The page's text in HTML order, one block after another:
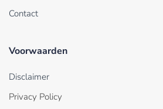
Contact
Voorwaarden
Disclaimer
Privacy Policy